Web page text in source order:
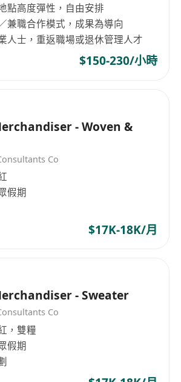
點高度彈性，自由安排
兼職合作模式，成果為導向
人士，重返職場或退休管理人才
$150-230/小時
- Woven &
Co
假期
$17K-18K/月
- Sweater
Co
，雙糧
假期